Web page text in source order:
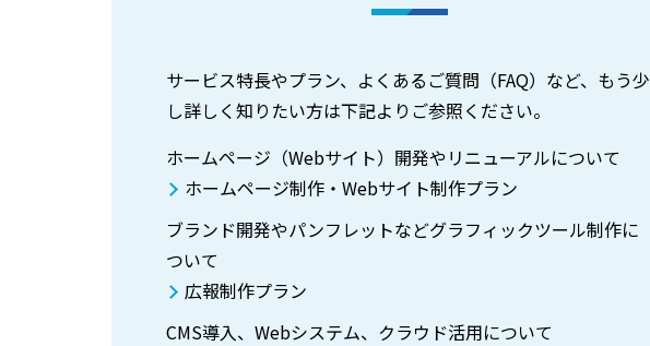
サービス特長やプラン、よくあるご質問（FAQ）など、もう少
し詳しく知りたい方は下記よりご参照ください。
ホームページ（Webサイト）開発やリニューアルについて
ホームページ制作・Webサイト制作プラン
ブランド開発やパンフレットなどグラフィックツール制作に
ついて
広報制作プラン
CMS導入、Webシステム、クラウド活用について